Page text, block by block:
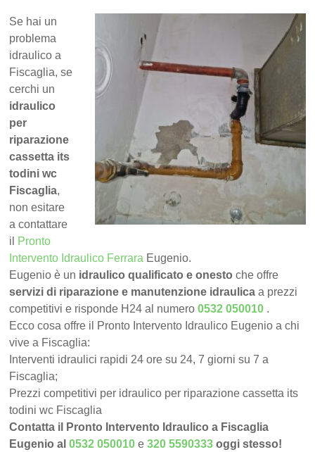
Se hai un
problema
idraulico a
Fiscaglia, se
cerchi un
idraulico
per
riparazione
cassetta its
todini wc
Fiscaglia,
non esitare
a contattare
il Pronto
Intervento Idraulico Ferrara Eugenio.
Eugenio è un idraulico qualificato e onesto che offre
servizi di riparazione e manutenzione idraulica a prezzi
competitivi e risponde H24 al numero0532 050010 .
Ecco cosa offre il Pronto Intervento Idraulico Eugenio a chi
vive a Fiscaglia:
Interventi idraulici rapidi 24 ore su 24, 7 giorni su 7 a
Fiscaglia;
Prezzi competitivi per idraulico per riparazione cassetta its
todini wc Fiscaglia
Contatta il Pronto Intervento Idraulico a Fiscaglia
Eugenio al0532 050010 e320 5590333 oggi stesso!